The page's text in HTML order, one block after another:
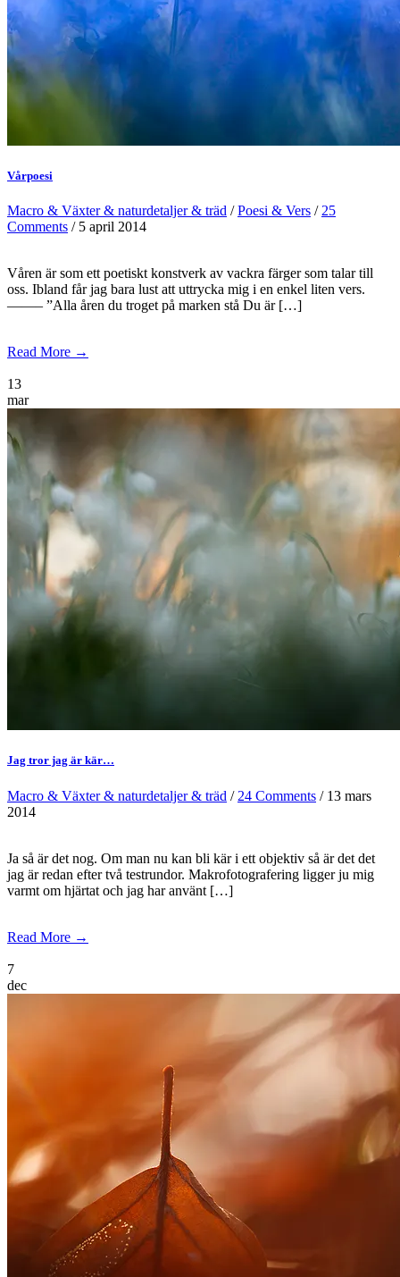
Vårpoesi
Macro & Växter & naturdetaljer & träd /Poesi & Vers / 25
Comments / 5 april 2014
Våren är som ett poetiskt konstverk av vackra färger som talar till
oss. Ibland får jag bara lust att uttrycka mig i en enkel liten vers.
——– ”Alla åren du troget på marken stå Du är […]
Read More →
13
mar
Jag tror jag är kär…
Macro & Växter & naturdetaljer & träd / 24 Comments / 13 mars
2014
Ja så är det nog. Om man nu kan bli kär i ett objektiv så är det det
jag är redan efter två testrundor. Makrofotografering ligger ju mig
varmt om hjärtat och jag har använt […]
Read More →
7
dec